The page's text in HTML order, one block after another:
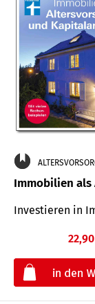
Immobilien
Investieren in